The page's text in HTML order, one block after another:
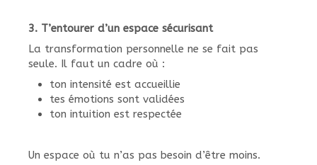
3. T’entourer d’un espace sécurisant
La transformation personnelle ne se fait pas
seule. Il faut un cadre où :
ton intensité est accueillie
tes émotions sont validées
ton intuition est respectée
Un espace où tu n’as pas besoin d’être moins.